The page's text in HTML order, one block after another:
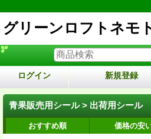
グリーンロフトネモ
ログイン 新規登録
青果販売用シール > 出荷用シール
おすすめ順 価格の安